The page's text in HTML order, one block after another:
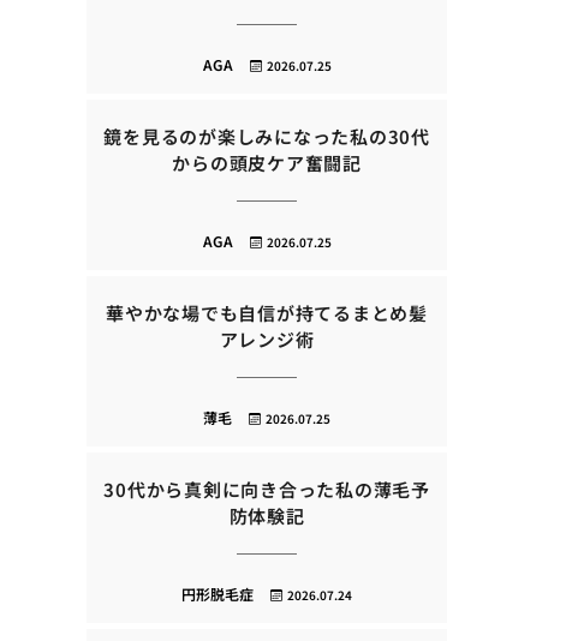
2026.07.25
AGA
鏡を見るのが楽しみになった私の30代
からの頭皮ケア奮闘記
2026.07.25
AGA
華やかな場でも自信が持てるまとめ髪
アレンジ術
2026.07.25
薄毛
30代から真剣に向き合った私の薄毛予
防体験記
2026.07.24
円形脱毛症